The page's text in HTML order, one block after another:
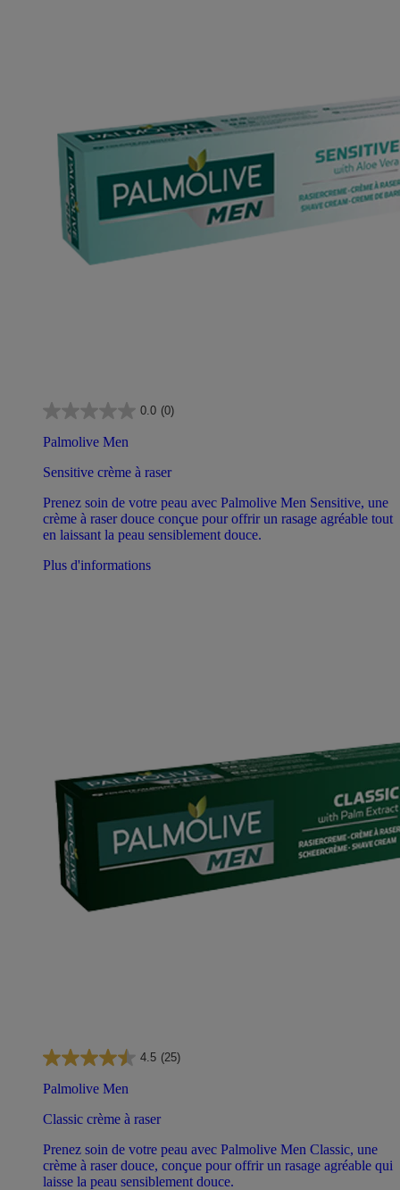
0.0 (0)
Palmolive Men
Sensitive crème à raser
Prenez soin de votre peau avec Palmolive Men Sensitive, une
crème à raser douce conçue pour offrir un rasage agréable tout
en laissant la peau sensiblement douce.
Plus d'informations
4.5 (25)
Palmolive Men
Classic crème à raser
Prenez soin de votre peau avec Palmolive Men Classic, une
crème à raser douce, conçue pour offrir un rasage agréable qui
laisse la peau sensiblement douce.